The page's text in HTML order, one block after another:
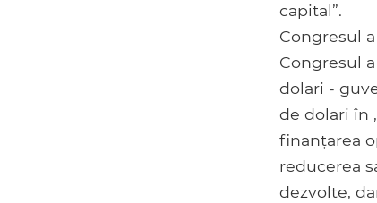
capital”.
Congresul
Congresul
dolari -
de dolari în
finanțarea
reducerea
dezvolte,